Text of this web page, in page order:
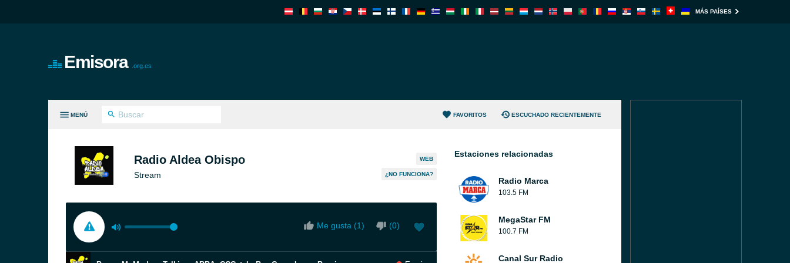
MÁS PAÍSES
Emisora .org.es
MENÚ FAVORITOS ESCUCHADO RECIENTEMENTE
Radio Aldea Obispo
Stream
WEB
¿NO FUNCIONA?
Me gusta (1) (0)
Estaciones relacionadas
Radio Marca
103.5 FM
MegaStar FM
100.7 FM
Canal Sur Radio